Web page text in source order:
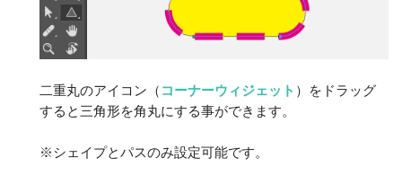
二重丸のアイコン（ コーナーウィジェット ）をドラッグ
すると三角形を角丸にする事ができます。
※シェイプとパスのみ設定可能です。